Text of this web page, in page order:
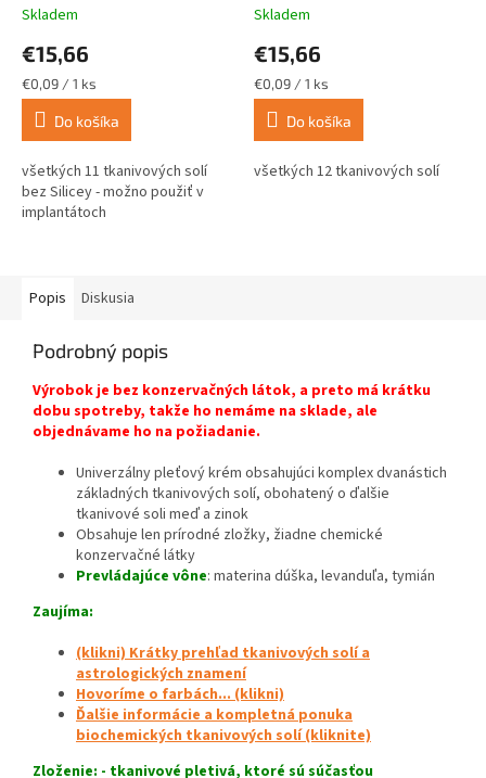
Skladem
€15,66
Jednotková
cena:
€0,09 / 1 ks
Do košíka
všetkých 11 tkanivových solí
bez Silicey - možno použiť v
implantátoch
Skladem
€15,66
Jednotková
cena:
€0,09 / 1 ks
Do košíka
všetkých 12 tkanivových solí
Popis Diskusia
Podrobný popis
Výrobok je bez konzervačných látok, a preto má krátku
dobu spotreby, takže ho nemáme na sklade, ale
objednávame ho na požiadanie.
Univerzálny pleťový krém obsahujúci komplex dvanástich
základných tkanivových solí, obohatený o ďalšie
tkanivové soli meď a zinok
Obsahuje len prírodné zložky, žiadne chemické
konzervačné látky
Prevládajúce vône: materina dúška, levanduľa, tymián
Zaujíma:
(klikni) Krátky prehľad tkanivových solí a
astrologických znamení
Hovoríme o farbách... (klikni)
Ďalšie informácie a kompletná ponuka
biochemických tkanivových solí (kliknite)
Zloženie: - tkanivové pletivá, ktoré sú súčasťou